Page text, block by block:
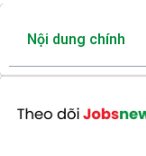
Nội dung chính